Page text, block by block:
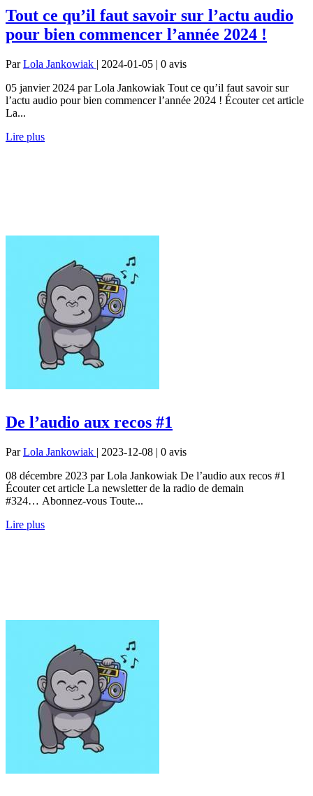
Tout ce qu’il faut savoir sur l’actu audio
pour bien commencer l’année 2024 !
ParLola Jankowiak | 2024-01-05 | 0 avis
05 janvier 2024 par Lola Jankowiak Tout ce qu’il faut savoir sur
l’actu audio pour bien commencer l’année 2024 ! Écouter cet article
La...
Lire plus
De l’audio aux recos #1
ParLola Jankowiak | 2023-12-08 | 0 avis
08 décembre 2023 par Lola Jankowiak De l’audio aux recos #1
Écouter cet article La newsletter de la radio de demain
#324… Abonnez-vous Toute...
Lire plus